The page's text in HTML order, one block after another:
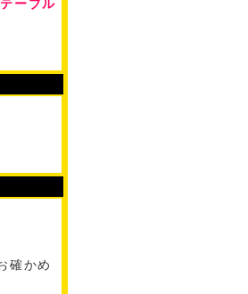
ーブル
確かめ